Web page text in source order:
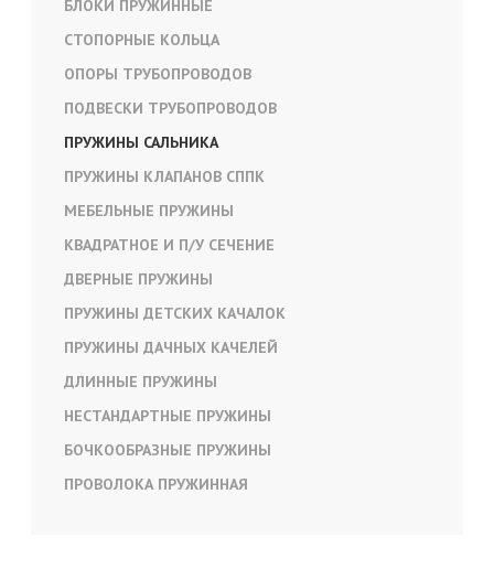
БЛОКИ ПРУЖИННЫЕ
СТОПОРНЫЕ КОЛЬЦА
ОПОРЫ ТРУБОПРОВОДОВ
ПОДВЕСКИ ТРУБОПРОВОДОВ
ПРУЖИНЫ САЛЬНИКА
ПРУЖИНЫ КЛАПАНОВ СППК
МЕБЕЛЬНЫЕ ПРУЖИНЫ
КВАДРАТНОЕ И П/У СЕЧЕНИЕ
ДВЕРНЫЕ ПРУЖИНЫ
ПРУЖИНЫ ДЕТСКИХ КАЧАЛОК
ПРУЖИНЫ ДАЧНЫХ КАЧЕЛЕЙ
ДЛИННЫЕ ПРУЖИНЫ
НЕСТАНДАРТНЫЕ ПРУЖИНЫ
БОЧКООБРАЗНЫЕ ПРУЖИНЫ
ПРОВОЛОКА ПРУЖИННАЯ